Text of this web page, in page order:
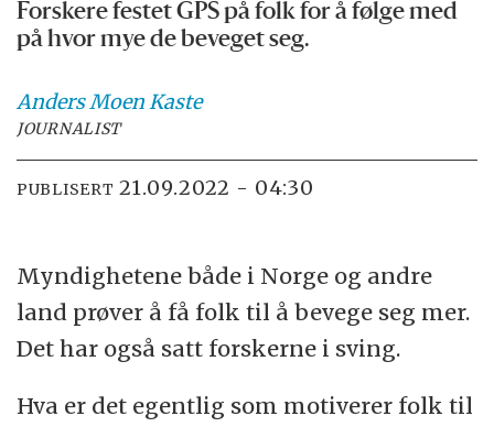
Forskere festet GPS på folk for å følge med
på hvor mye de beveget seg.
Anders MoenKaste
JOURNALIST
PUBLISERT 21.09.2022 - 04:30
Myndighetene både i Norge og andre
land prøver å få folk til å bevege seg mer.
Det har også satt forskerne i sving.
Hva er det egentlig som motiverer folk til